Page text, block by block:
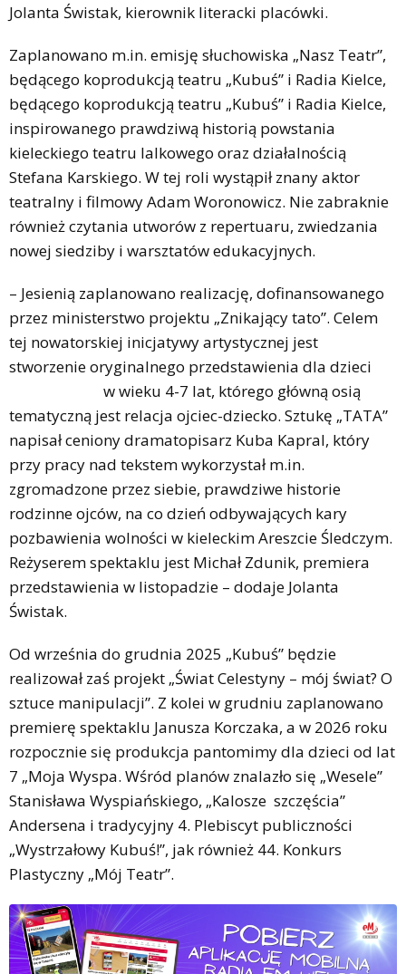
Jolanta Świstak, kierownik literacki placówki.
Zaplanowano m.in. emisję słuchowiska „Nasz Teatr”,
będącego koprodukcją teatru „Kubuś” i Radia Kielce,
będącego koprodukcją teatru „Kubuś” i Radia Kielce,
inspirowanego prawdziwą historią powstania
kieleckiego teatru lalkowego oraz działalnością
Stefana Karskiego. W tej roli wystąpił znany aktor
teatralny i filmowy Adam Woronowicz. Nie zabraknie
również czytania utworów z repertuaru, zwiedzania
nowej siedziby i warsztatów edukacyjnych.
– Jesienią zaplanowano realizację, dofinansowanego
przez ministerstwo projektu „Znikający tato”. Celem
tej nowatorskiej inicjatywy artystycznej jest
stworzenie oryginalnego przedstawienia dla dzieci
w wieku 4-7 lat, którego główną osią
tematyczną jest relacja ojciec-dziecko. Sztukę „TATA”
napisał ceniony dramatopisarz Kuba Kapral, który
przy pracy nad tekstem wykorzystał m.in.
zgromadzone przez siebie, prawdziwe historie
rodzinne ojców, na co dzień odbywających kary
pozbawienia wolności w kieleckim Areszcie Śledczym.
Reżyserem spektaklu jest Michał Zdunik, premiera
przedstawienia w listopadzie – dodaje Jolanta
Świstak.
Od września do grudnia 2025 „Kubuś” będzie
realizował zaś projekt „Świat Celestyny – mój świat? O
sztuce manipulacji”. Z kolei w grudniu zaplanowano
premierę spektaklu Janusza Korczaka, a w 2026 roku
rozpocznie się produkcja pantomimy dla dzieci od lat
7 „Moja Wyspa. Wśród planów znalazło się „Wesele”
Stanisława Wyspiańskiego, „Kalosze szczęścia”
Andersena i tradycyjny 4. Plebiscyt publiczności
„Wystrzałowy Kubuś!”, jak również 44. Konkurs
Plastyczny „Mój Teatr”.